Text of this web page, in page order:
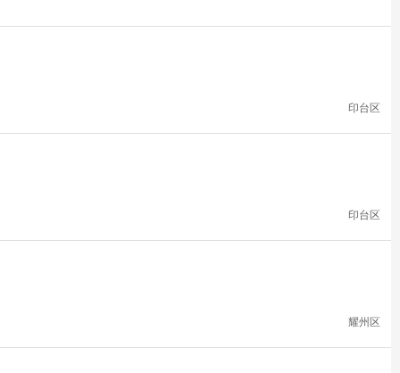
印台区
印台区
耀州区